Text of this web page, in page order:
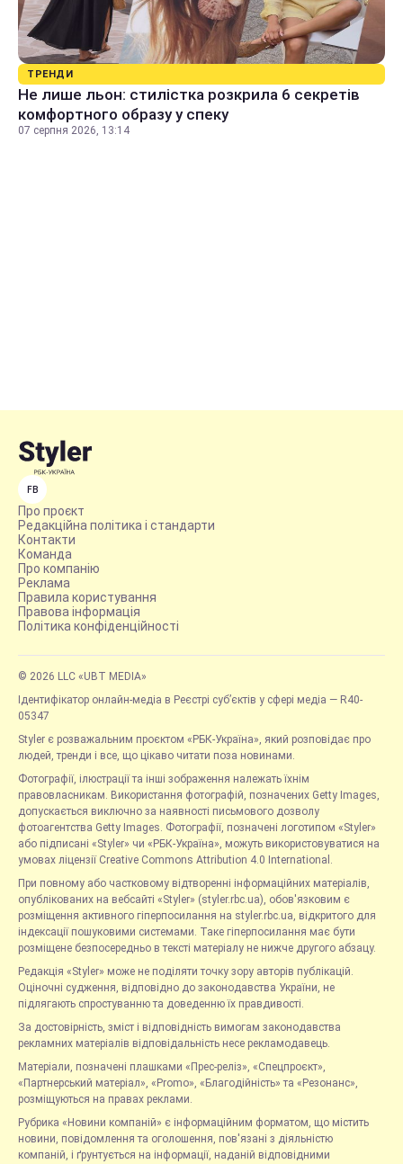
ТРЕНДИ
Не лише льон: стилістка розкрила 6 секретів
комфортного образу у спеку
07 серпня 2026, 13:14
FB
Про проєкт
Редакційна політика і стандарти
Контакти
Команда
Про компанію
Реклама
Правила користування
Правова інформація
Політика конфіденційності
© 2026 LLC «UBT MEDIA»
Ідентифікатор онлайн-медіа в Реєстрі суб’єктів у сфері медіа — R40-
05347
Styler є розважальним проєктом «РБК-Україна», який розповідає про
людей, тренди і все, що цікаво читати поза новинами.
Фотографії, ілюстрації та інші зображення належать їхнім
правовласникам. Використання фотографій, позначених Getty Images,
допускається виключно за наявності письмового дозволу
фотоагентства Getty Images. Фотографії, позначені логотипом «Styler»
або підписані «Styler» чи «РБК-Україна», можуть використовуватися на
умовах ліцензії Creative Commons Attribution 4.0 International.
При повному або частковому відтворенні інформаційних матеріалів,
опублікованих на вебсайті «Styler» (styler.rbc.ua), обов'язковим є
розміщення активного гіперпосилання на styler.rbc.ua, відкритого для
індексації пошуковими системами. Таке гіперпосилання має бути
розміщене безпосередньо в тексті матеріалу не нижче другого абзацу.
Редакція «Styler» може не поділяти точку зору авторів публікацій.
Оціночні судження, відповідно до законодавства України, не
підлягають спростуванню та доведенню їх правдивості.
За достовірність, зміст і відповідність вимогам законодавства
рекламних матеріалів відповідальність несе рекламодавець.
Матеріали, позначені плашками «Прес-реліз», «Спецпроєкт»,
«Партнерський матеріал», «Promo», «Благодійність» та «Резонанс»,
розміщуються на правах реклами.
Рубрика «Новини компаній» є інформаційним форматом, що містить
новини, повідомлення та оголошення, пов'язані з діяльністю
компаній, і ґрунтується на інформації, наданій відповідними